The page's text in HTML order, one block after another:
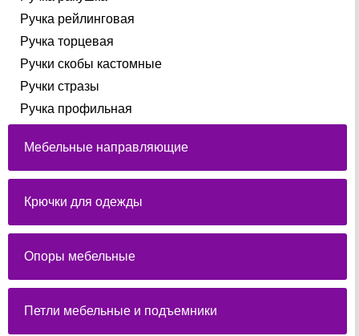
Ручка рейлинговая
Ручка торцевая
Ручки скобы кастомные
Ручки стразы
Ручка профильная
Мебельные направляющие
Крючки для одежды
Опоры мебельные
Петли мебельные и подъемники